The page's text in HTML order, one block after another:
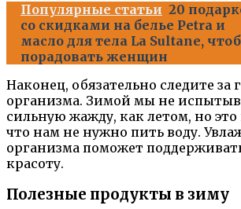
Популярные статьи 20
со скидками на белье Petra и
масло для тела La Sultane,
порадовать женщин
Наконец, обязательно следите за
организма. Зимой мы не
сильную жажду, как летом, но это
что нам не нужно пить воду.
организма поможет
красоту.
Полезные продукты в зиму